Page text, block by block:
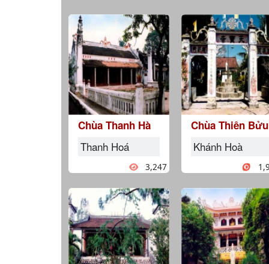
Chùa Thanh Hà
Thanh Hoá
3,247
Chùa Thiên Bửu
Khánh Hoà